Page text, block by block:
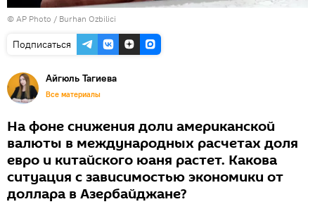
© AP Photo / Burhan Ozbilici
Подписаться
Айгюль Тагиева
Все материалы
На фоне снижения доли американской
валюты в международных расчетах доля
евро и китайского юаня растет. Какова
ситуация с зависимостью экономики от
доллара в Азербайджане?